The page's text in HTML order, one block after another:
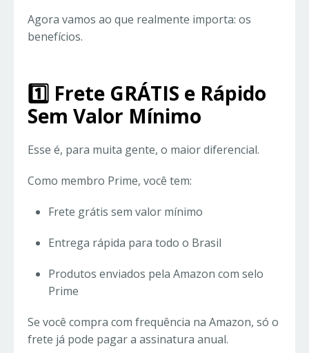
Agora vamos ao que realmente importa: os
benefícios.
1️⃣ Frete GRÁTIS e Rápido
Sem Valor Mínimo
Esse é, para muita gente, o maior diferencial.
Como membro Prime, você tem:
Frete grátis sem valor mínimo
Entrega rápida para todo o Brasil
Produtos enviados pela Amazon com selo
Prime
Se você compra com frequência na Amazon, só o
frete já pode pagar a assinatura anual.